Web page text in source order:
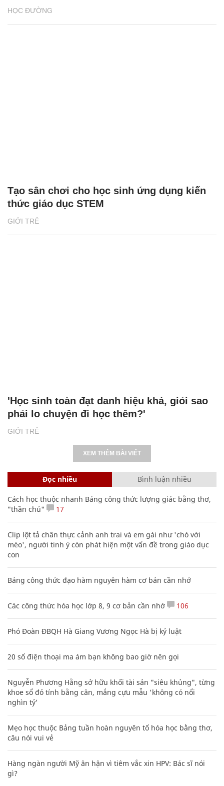
HỌC ĐƯỜNG
GIỚI TRẺ
Tạo sân chơi cho học sinh ứng dụng kiến
thức giáo dục STEM
GIỚI TRẺ
'Học sinh toàn đạt danh hiệu khá, giỏi sao
phải lo chuyện đi học thêm?'
XEM THÊM BÀI VIẾT
Đọc nhiều Bình luận nhiều
Cách học thuộc nhanh Bảng công thức lượng giác bằng thơ,
"thần chú"
17
Clip lột tả chân thực cảnh anh trai và em gái như 'chó với
mèo', người tinh ý còn phát hiện một vấn đề trong giáo dục
con
Bảng công thức đạo hàm nguyên hàm cơ bản cần nhớ
Các công thức hóa học lớp 8, 9 cơ bản cần nhớ 106
Phó Đoàn ĐBQH Hà Giang Vương Ngọc Hà bị kỷ luật
20 số điện thoại ma ám bạn không bao giờ nên gọi
Nguyễn Phương Hằng sở hữu khối tài sản "siêu khủng", từng
khoe sổ đỏ tính bằng cân, mắng cựu mẫu 'không có nổi
nghìn tỷ'
Mẹo học thuộc Bảng tuần hoàn nguyên tố hóa học bằng thơ,
câu nói vui vẻ
Hàng ngàn người Mỹ ân hận vì tiêm vắc xin HPV: Bác sĩ nói
gì?